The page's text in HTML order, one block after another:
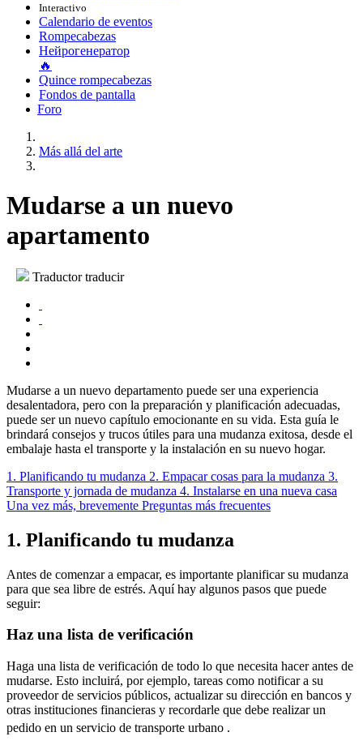
Interactivo
Calendario de eventos
Rompecabezas
Нейрогенератор
🔥
Quince rompecabezas
Fondos de pantalla
Foro
Más allá del arte
Mudarse a un nuevo
apartamento
Traductor traducir
Mudarse a un nuevo departamento puede ser una experiencia
desalentadora, pero con la preparación y planificación adecuadas,
puede ser un nuevo capítulo emocionante en su vida. Esta guía le
brindará consejos y trucos útiles para una mudanza exitosa, desde el
embalaje hasta el transporte y la instalación en su nuevo hogar.
1. Planificando tu mudanza 2. Empacar cosas para la mudanza 3.
Transporte y jornada de mudanza 4. Instalarse en una nueva casa
Una vez más, brevemente Preguntas más frecuentes
1. Planificando tu mudanza
Antes de comenzar a empacar, es importante planificar su mudanza
para que sea libre de estrés. Aquí hay algunos pasos que puede
seguir:
Haz una lista de verificación
Haga una lista de verificación de todo lo que necesita hacer antes de
mudarse. Esto incluirá, por ejemplo, tareas como notificar a su
proveedor de servicios públicos, actualizar su dirección en bancos y
otras instituciones financieras y recordarle que debe realizar un
pedido en un servicio de transporte urbano .